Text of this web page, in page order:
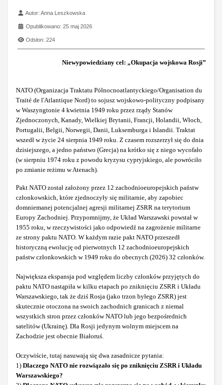
Szczegóły
Autor:Anna Leszkowska
Opublikowano: 25 maj 2026
Odsłon: 224
Niewypowiedziany cel: „Okupacja wojskowa Rosji”
NATO (Organizacja Traktatu Północnoatlantyckiego/Organisation du
Traité de l'Atlantique Nord) to sojusz wojskowo-polityczny podpisany
w Waszyngtonie 4 kwietnia 1949 roku przez rządy Stanów
Zjednoczonych, Kanady, Wielkiej Brytanii, Francji, Holandii, Włoch,
Portugalii, Belgii, Norwegii, Danii, Luksemburga i Islandii. Traktat
wszedł w życie 24 sierpnia 1949 roku. Z czasem rozszerzył się do dnia
dzisiejszego, a jedno państwo (Grecja) na krótko się z niego wycofało
(w sierpniu 1974 roku z powodu kryzysu cypryjskiego, ale powróciło
po zmianie reżimu w Atenach).
Pakt NATO został założony przez 12 zachodnioeuropejskich państw
członkowskich, które zjednoczyły się militarnie, aby zapobiec
domniemanej potencjalnej agresji militarnej ZSRR na terytorium
Europy Zachodniej. Przypomnijmy, że Układ Warszawski powstał w
1955 roku, w rzeczywistości jako odpowiedź na zagrożenie militarne
ze strony paktu NATO. W każdym razie pakt NATO przeszedł
historyczną ewolucję od pierwotnych 12 zachodnioeuropejskich
państw członkowskich w 1949 roku do obecnych (2026) 32 członków.
Największa ekspansja pod względem liczby członków przyjętych do
paktu NATO nastąpiła w kilku etapach po zniknięciu ZSRR i Układu
Warszawskiego, tak że dziś Rosja (jako trzon byłego ZSRR) jest
skutecznie otoczona na swoich zachodnich granicach z niemal
wszystkich stron przez członków NATO lub jego bezpośrednich
satelitów (Ukrainę). Dla Rosji jedynym wolnym miejscem na
Zachodzie jest obecnie Białoruś.
Oczywiście, tutaj nasuwają się dwa zasadnicze pytania:
1) Dlaczego NATO nie rozwiązało się po zniknięciu ZSRR i Układu
Warszawskiego?